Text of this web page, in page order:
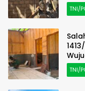
TNI/
TNI/